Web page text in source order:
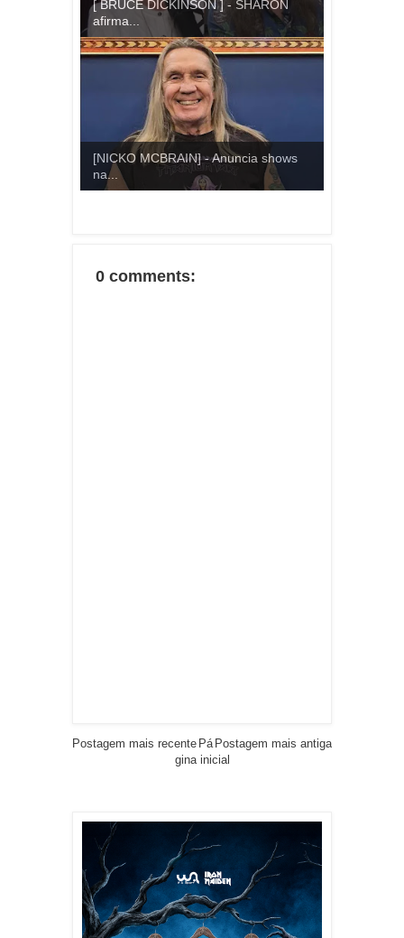
[ BRUCE DICKINSON ] - SHARON
afirma...
[NICKO MCBRAIN] - Anuncia shows
na...
0 comments:
Postagem mais recente Postagem mais antiga
Pá
gina inicial